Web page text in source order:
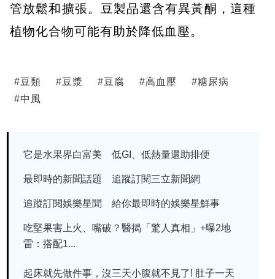
管放鬆和擴張。豆製品還含有異黃酮，這種
植物化合物可能有助於降低血壓。
#豆類 #豆漿 #豆腐 #高血壓 #糖尿病
#中風
它是水果界白富美 低GI、低熱量還助排便
最即時的新聞話題 追蹤訂閱三立新聞網
追蹤訂閱娛樂星聞 給你最即時的娛樂星鮮事
吃堅果害上火、嘴破？醫揭「驚人真相」+曝2地
雷：搭配1...
起床就先做件事，沒三天小腹就不見了! 肚子一天